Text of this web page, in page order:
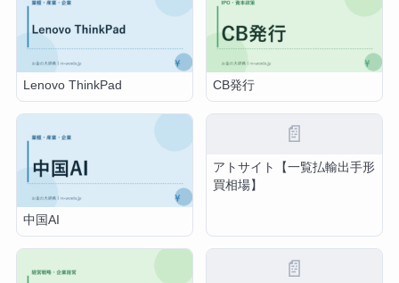
Lenovo ThinkPad CB発行
中国AI
📄
アトサイト【一覧払輸出手形
買相場】
📄